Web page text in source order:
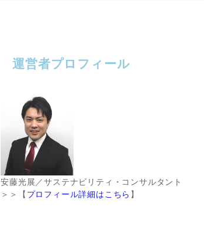
運営者プロフィール
安藤光展／サステナビリティ・コンサルタント
＞＞【 プロフィール詳細はこちら 】